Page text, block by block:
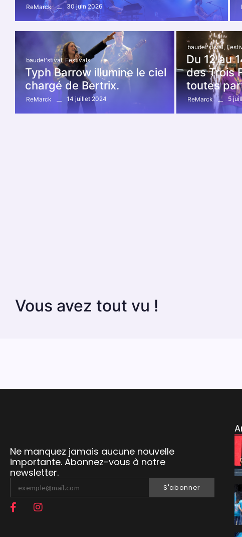
ReMarck 30 juin 2026
baudet'stival, Festivals
Typh Barrow illumine le ciel
chargé de Bertrix.
ReMarck 14 juillet 2024
baudet'stival,
Du 12 au
des Trois
toutes
ReMarck 5
Vous avez tout vu !
Ne manquez jamais aucune nouvelle
importante. Abonnez-vous à notre
newsletter.
S'abonner